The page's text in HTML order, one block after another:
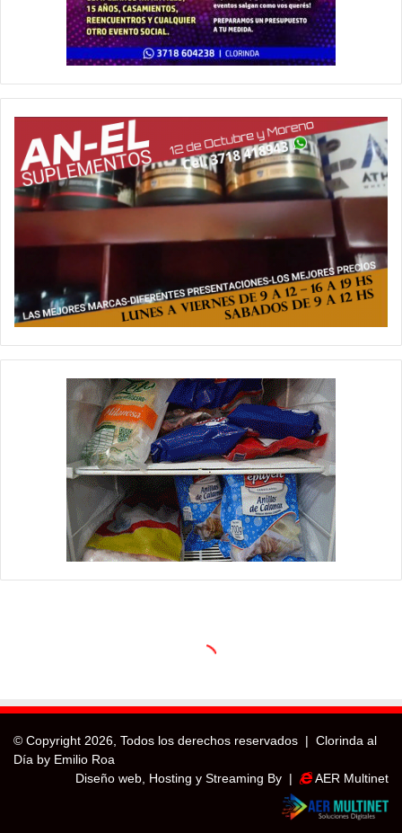
© Copyright 2026, Todos los derechos reservados | Clorinda al
Día by Emilio Roa
Diseño web, Hosting y Streaming By |
AER Multinet